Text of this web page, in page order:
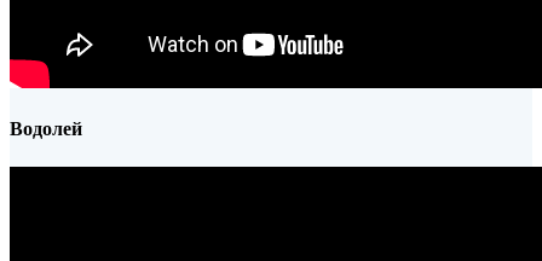
Водолей